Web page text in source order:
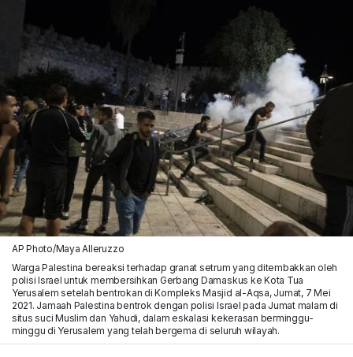
AP Photo/Maya Alleruzzo
Warga Palestina bereaksi terhadap granat setrum yang ditembakkan oleh
polisi Israel untuk membersihkan Gerbang Damaskus ke Kota Tua
Yerusalem setelah bentrokan di Kompleks Masjid al-Aqsa, Jumat, 7 Mei
2021. Jamaah Palestina bentrok dengan polisi Israel pada Jumat malam di
situs suci Muslim dan Yahudi, dalam eskalasi kekerasan berminggu-
minggu di Yerusalem yang telah bergema di seluruh wilayah.